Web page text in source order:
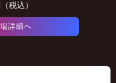
税込）
詳細へ